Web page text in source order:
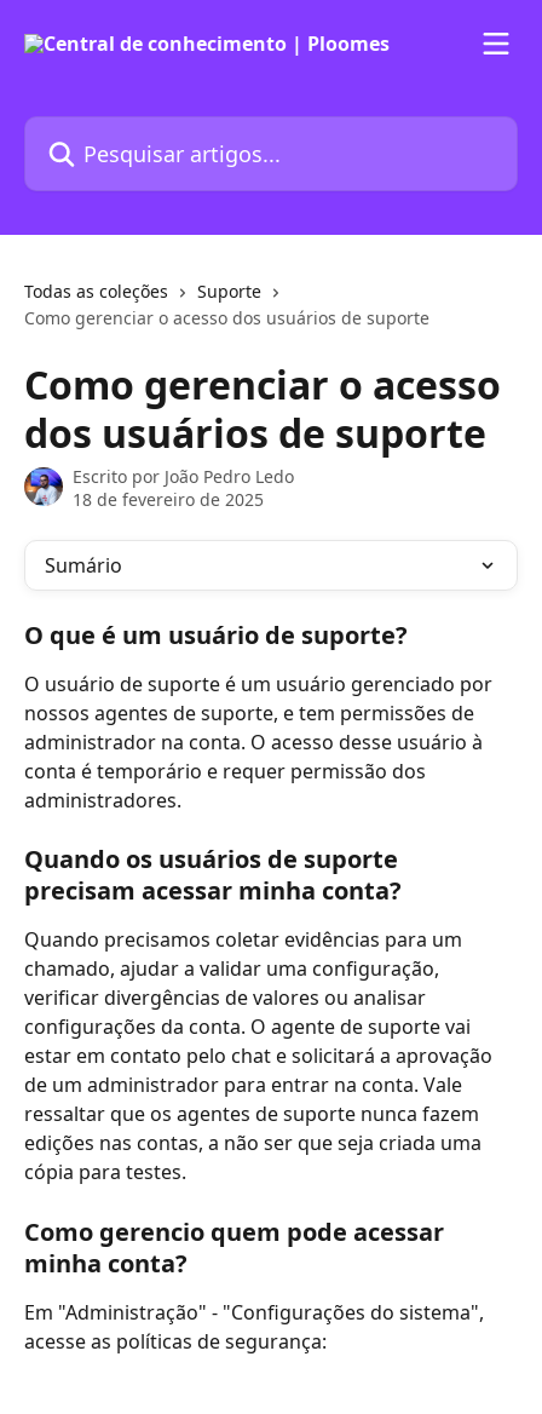
Pesquisar artigos...
Todas as coleções
Suporte
Como gerenciar o acesso dos usuários de suporte
Como gerenciar o acesso
dos usuários de suporte
Escrito por João Pedro Ledo
18 de fevereiro de 2025
Sumário
O que é um usuário de suporte?
O usuário de suporte é um usuário gerenciado por
nossos agentes de suporte, e tem permissões de
administrador na conta. O acesso desse usuário à
conta é temporário e requer permissão dos
administradores.
Quando os usuários de suporte
precisam acessar minha conta?
Quando precisamos coletar evidências para um
chamado, ajudar a validar uma configuração,
verificar divergências de valores ou analisar
configurações da conta. O agente de suporte vai
estar em contato pelo chat e solicitará a aprovação
de um administrador para entrar na conta. Vale
ressaltar que os agentes de suporte nunca fazem
edições nas contas, a não ser que seja criada uma
cópia para testes.
Como gerencio quem pode acessar
minha conta?
Em "Administração" - "Configurações do sistema",
acesse as políticas de segurança: